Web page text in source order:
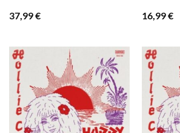
37,99€
16,99€